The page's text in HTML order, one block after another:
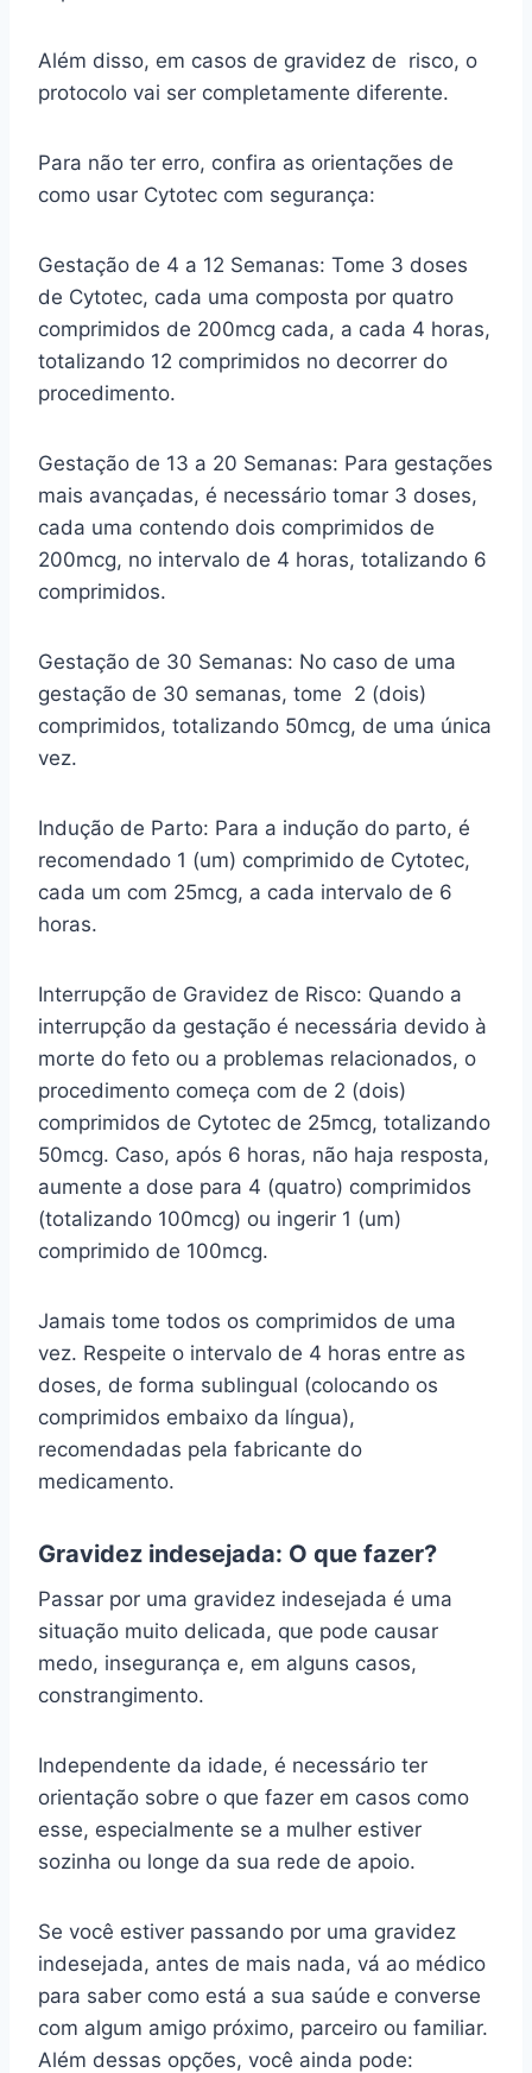
Além disso, em casos de gravidez de risco, o
protocolo vai ser completamente diferente.
Para não ter erro, confira as orientações de
como usar Cytotec com segurança:
Gestação de 4 a 12 Semanas: Tome 3 doses
de Cytotec, cada uma composta por quatro
comprimidos de 200mcg cada, a cada 4 horas,
totalizando 12 comprimidos no decorrer do
procedimento.
Gestação de 13 a 20 Semanas: Para gestações
mais avançadas, é necessário tomar 3 doses,
cada uma contendo dois comprimidos de
200mcg, no intervalo de 4 horas, totalizando 6
comprimidos.
Gestação de 30 Semanas: No caso de uma
gestação de 30 semanas, tome 2 (dois)
comprimidos, totalizando 50mcg, de uma única
vez.
Indução de Parto: Para a indução do parto, é
recomendado 1 (um) comprimido de Cytotec,
cada um com 25mcg, a cada intervalo de 6
horas.
Interrupção de Gravidez de Risco: Quando a
interrupção da gestação é necessária devido à
morte do feto ou a problemas relacionados, o
procedimento começa com de 2 (dois)
comprimidos de Cytotec de 25mcg, totalizando
50mcg. Caso, após 6 horas, não haja resposta,
aumente a dose para 4 (quatro) comprimidos
(totalizando 100mcg) ou ingerir 1 (um)
comprimido de 100mcg.
Jamais tome todos os comprimidos de uma
vez. Respeite o intervalo de 4 horas entre as
doses, de forma sublingual (colocando os
comprimidos embaixo da língua),
recomendadas pela fabricante do
medicamento.
Gravidez indesejada: O que fazer?
Passar por uma gravidez indesejada é uma
situação muito delicada, que pode causar
medo, insegurança e, em alguns casos,
constrangimento.
Independente da idade, é necessário ter
orientação sobre o que fazer em casos como
esse, especialmente se a mulher estiver
sozinha ou longe da sua rede de apoio.
Se você estiver passando por uma gravidez
indesejada, antes de mais nada, vá ao médico
para saber como está a sua saúde e converse
com algum amigo próximo, parceiro ou familiar.
Além dessas opções, você ainda pode: